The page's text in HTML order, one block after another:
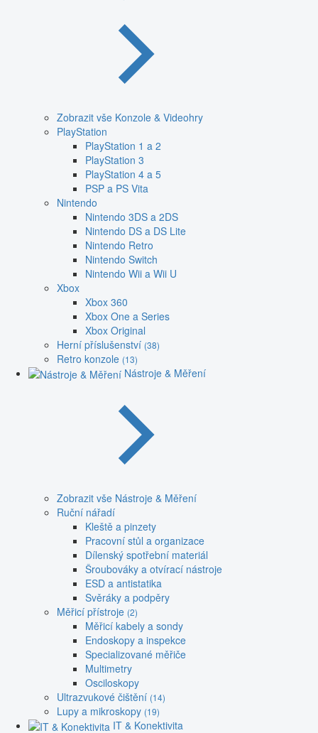
Zobrazit vše Konzole & Videohry
PlayStation
PlayStation 1 a 2
PlayStation 3
PlayStation 4 a 5
PSP a PS Vita
Nintendo
Nintendo 3DS a 2DS
Nintendo DS a DS Lite
Nintendo Retro
Nintendo Switch
Nintendo Wii a Wii U
Xbox
Xbox 360
Xbox One a Series
Xbox Original
Herní příslušenství (38)
Retro konzole (13)
Nástroje & Měření
Zobrazit vše Nástroje & Měření
Ruční nářadí
Kleště a pinzety
Pracovní stůl a organizace
Dílenský spotřební materiál
Šroubováky a otvírací nástroje
ESD a antistatika
Svěráky a podpěry
Měřicí přístroje (2)
Měřicí kabely a sondy
Endoskopy a inspekce
Specializované měřiče
Multimetry
Osciloskopy
Ultrazvukové čištění (14)
Lupy a mikroskopy (19)
IT & Konektivita